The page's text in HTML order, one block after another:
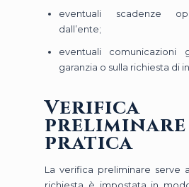
eventuali scadenze
dall’ente;
eventuali comunicazioni
garanzia o sulla richiesta di
Verifica
pratica
La verifica preliminare serve